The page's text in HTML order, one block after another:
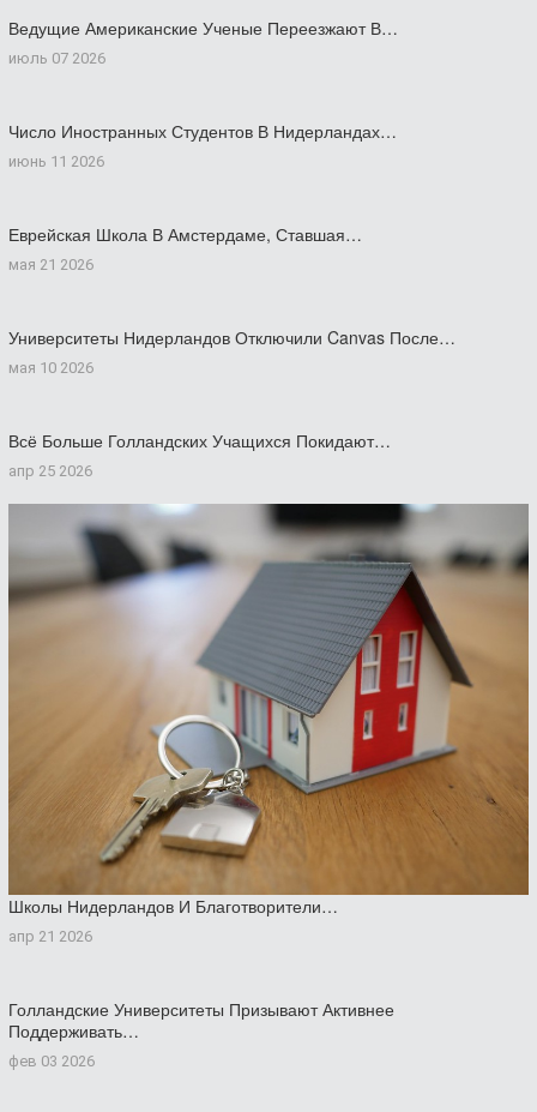
Ведущие Американские Ученые Переезжают В…
июль 07 2026
Число Иностранных Студентов В Нидерландах…
июнь 11 2026
Еврейская Школа В Амстердаме, Ставшая…
мая 21 2026
Университеты Нидерландов Отключили Canvas После…
мая 10 2026
Всё Больше Голландских Учащихся Покидают…
апр 25 2026
Школы Нидерландов И Благотворители…
апр 21 2026
Голландские Университеты Призывают Активнее
Поддерживать…
фев 03 2026